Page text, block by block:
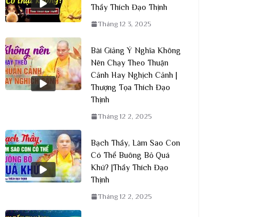
Thầy Thích Đạo Thịnh
Tháng 12 3, 2025
Bài Giảng Ý Nghĩa Không
Nên Chạy Theo Thuận
Cảnh Hay Nghịch Cảnh |
Thượng Tọa Thích Đạo
Thịnh
Tháng 12 2, 2025
Bạch Thầy, Làm Sao Con
Có Thể Buông Bỏ Quá
Khứ? |Thầy Thích Đạo
Thịnh
Tháng 12 2, 2025